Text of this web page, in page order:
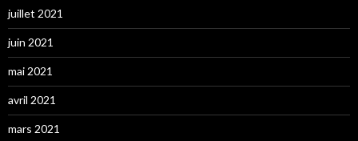
juillet 2021
juin 2021
mai 2021
avril 2021
mars 2021